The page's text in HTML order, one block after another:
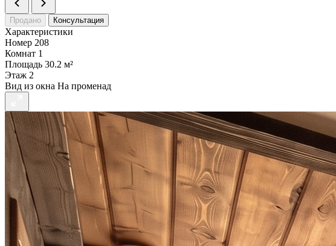
Продано Консультация
Характеристики
Номер 208
Комнат 1
Площадь 30.2 м²
Этаж 2
Вид из окна На променад